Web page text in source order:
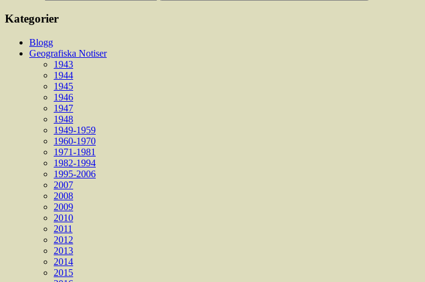
Kategorier
Blogg
Geografiska Notiser
1943
1944
1945
1946
1947
1948
1949-1959
1960-1970
1971-1981
1982-1994
1995-2006
2007
2008
2009
2010
2011
2012
2013
2014
2015